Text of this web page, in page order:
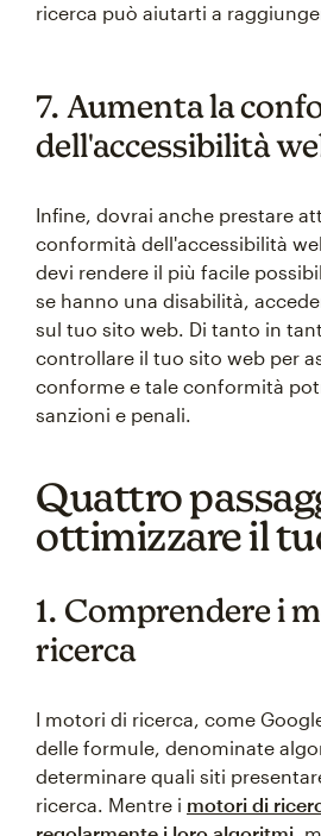
ricerca può aiutarti a
7. Aumenta la
dell'accessibilità
Infine, dovrai anche prestare
conformità dell'accessibilità
devi rendere il più facile
se hanno una disabilità,
sul tuo sito web. Di tanto in
controllare il tuo sito web per
conforme e tale conformità
sanzioni e penali.
Quattro
ottimizzare il
1. Comprendere i
ricerca
I motori di ricerca, come
delle formule, denominate
determinare quali siti
ricerca. Mentre i motori di